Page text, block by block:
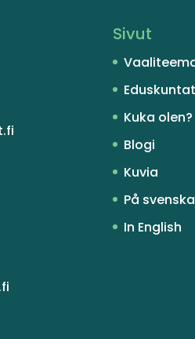
Sivut
Kuka olen?
Blogi
Kuvia
På svenska
In English